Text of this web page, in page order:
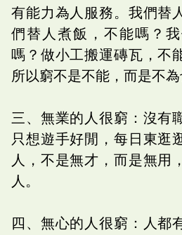
有能力為人服務。我們替
們替人煮飯，不能嗎？
嗎？做小工搬運磚瓦，不
所以窮不是不能，而是不為
三、無業的人很窮：沒有
只想遊手好閒，每日東逛
人，不是無才，而是無用
人。
四、無心的人很窮：人都